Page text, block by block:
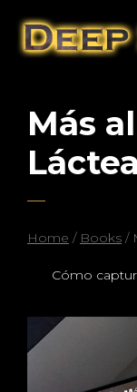
Más
Láctea
Home / Books /
Cómo